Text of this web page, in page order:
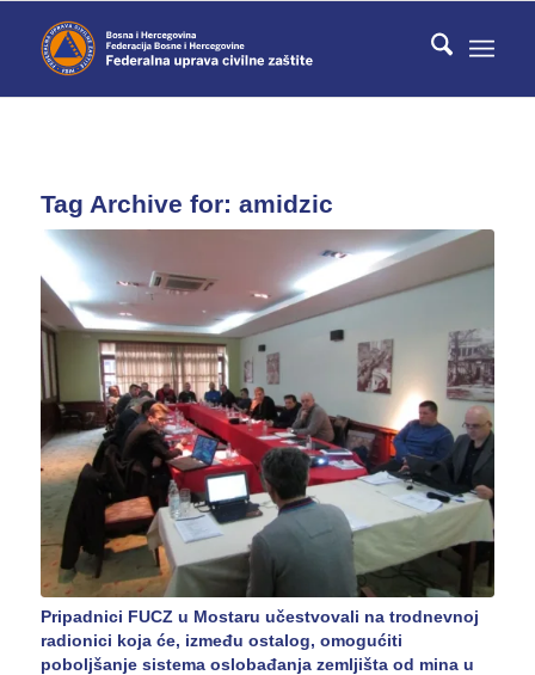
Tag Archive for: amidzic
Pripadnici FUCZ u Mostaru učestvovali na trodnevnoj
radionici koja će, između ostalog, omogućiti
poboljšanje sistema oslobađanja zemljišta od mina u